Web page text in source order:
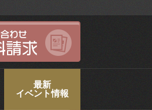
最新
イベント情報